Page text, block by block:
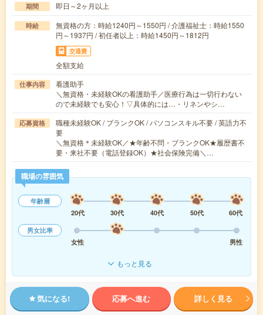
期間 即日～2ヶ月以上
時給
無資格の方：時給1240円～1550円 / 介護福祉士：時給1550
円～1937円 / 初任者以上：時給1450円～1812円
交通費
全額支給
仕事内容
看護助手
＼無資格・未経験OKの看護助手／医療行為は一切行わない
ので未経験でも安心！▽具体的には…・リネンやシ…
応募資格
職種未経験OK / ブランクOK / パソコンスキル不要 / 英語力不
要
＼無資格＊未経験OK／★年齢不問・ブランクOK★履歴書不
要・来社不要（電話登録OK）★社会保険完備＼…
職場の雰囲気
年齢層
20代
30代 40代 50代
60代
男女比率
女性
男性
もっと見る
気になる! 応募へ進む 詳しく見る